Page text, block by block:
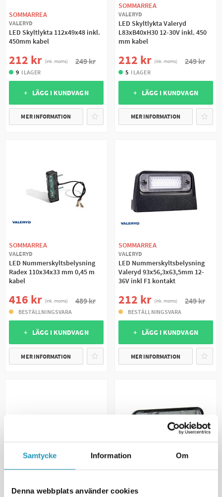
Samtycke Information Om
Denna webbplats använder cookies
SOMMARREA
VALERYD
LED Skyltlykta 112x49x48 inkl.
450mm kabel
212 kr (ink. moms) 249 kr
9 I LAGER
+ LÄGG I KUNDVAGN
MER INFORMATION
SOMMARREA
VALERYD
LED Skyltlykta Valeryd
L83xB40xH30 12-30V inkl. 450
mm kabel
212 kr (ink. moms) 249 kr
5 I LAGER
+ LÄGG I KUNDVAGN
MER INFORMATION
SOMMARREA
VALERYD
LED Nummerskyltsbelysning
Radex 110x34x33 mm 0,45 m
kabel
416 kr (ink. moms) 489 kr
BESTÄLLNINGSVARA
+ LÄGG I KUNDVAGN
MER INFORMATION
SOMMARREA
VALERYD
LED Nummerskyltsbelysning
Valeryd 93x56,3x63,5mm 12-
36V inkl F1 kontakt
212 kr (ink. moms) 249 kr
BESTÄLLNINGSVARA
+ LÄGG I KUNDVAGN
MER INFORMATION
VALERYD